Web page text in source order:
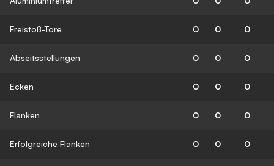
Freistoß-Tore 0 0 0
Abseitsstellungen 0 0 0
Ecken 0 0 0
Flanken 0 0 0
Erfolgreiche Flanken 0 0 0